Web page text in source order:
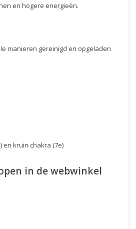
en hogere energieën.
manieren gereinigd en opgeladen
en kruin chakra (7e)
in de webwinkel